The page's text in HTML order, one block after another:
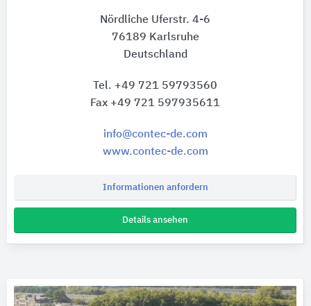
Nördliche Uferstr. 4-6
76189 Karlsruhe
Deutschland
Tel. +49 721 59793560
Fax +49 721 597935611
info@contec-de.com
www.contec-de.com
Informationen anfordern
Details ansehen